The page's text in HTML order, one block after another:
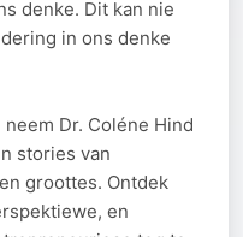
denke. Dit kan nie
in ons denke
Dr. Coléne Hind
stories van
groottes. Ontdek
en